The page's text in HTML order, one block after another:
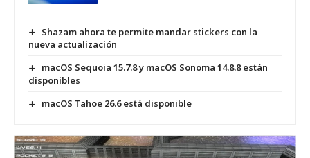
Shazam ahora te permite mandar stickers con la
nueva actualización
macOS Sequoia 15.7.8 y macOS Sonoma 14.8.8 están
disponibles
macOS Tahoe 26.6 está disponible